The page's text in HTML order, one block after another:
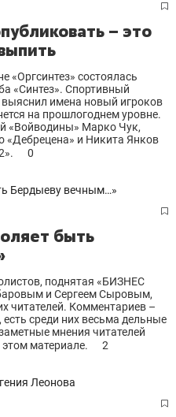
– это
«Оргсинтез» состоялась
«Синтез». Спортивный
имена новый игроков
на прошлогоднем уровне.
«Войводины» Марко Чук,
«Дебрецена» и Никита Янков
0
быть
поднятая «БИЗНЕС
и Сергеем Сыровым,
читателей. Комментариев –
среди них весьма дельные
мнения читателей
материале.
2